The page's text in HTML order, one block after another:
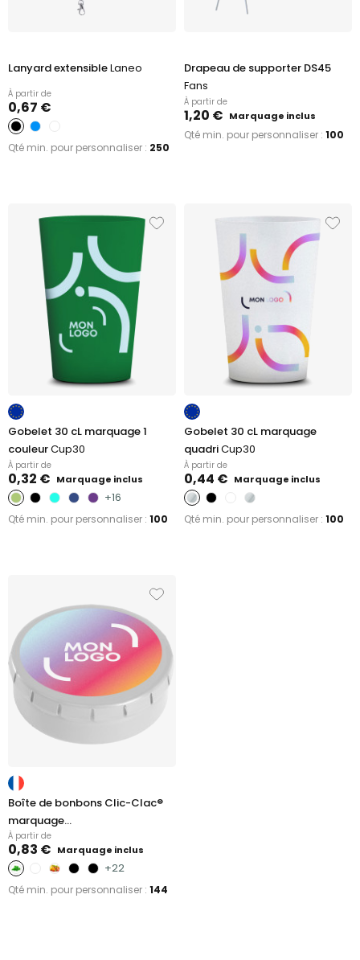
Lanyard extensibleLaneo
À partir de
0,67 €
Qté min. pour personnaliser : 250
Drapeau de supporter DS45
Fans
À partir de
1,20 € Marquage inclus
Qté min. pour personnaliser : 100
Gobelet 30 cL marquage 1
couleurCup30
À partir de
0,32 € Marquage inclus
+16
Qté min. pour personnaliser : 100
Gobelet 30 cL marquage
quadriCup30
À partir de
0,44 € Marquage inclus
Qté min. pour personnaliser : 100
Boîte de bonbons Clic-Clac®
marquage...
À partir de
0,83 € Marquage inclus
+22
Qté min. pour personnaliser : 144